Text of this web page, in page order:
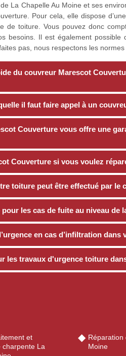
La Chapelle Au Moine et ses
Pour cela, elle dispose
de toiture. Vous pouvez donc
besoins. Il est également possible
pas, nous respectons les
du couvreur Marescot
il faut faire appel à un
Couverture vous offre une
Couverture si vous voulez
toiture peut être effectué par le
pour les cas de fuite au niveau de
en cas d’infiltration dans
les travaux d'urgence toiture
et
charpente La
Réparation
Moine